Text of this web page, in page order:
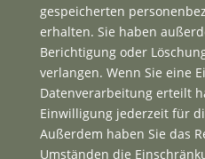
gespeicherten
erhalten. Sie haben
Berichtigung oder
verlangen. Wenn Sie eine
Datenverarbeitung erteilt
Einwilligung jederzeit für
Außerdem haben Sie das
Umständen die